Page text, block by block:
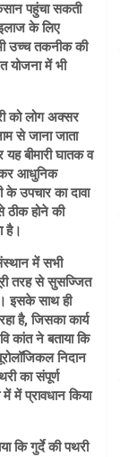
पहुंचा सकती
के लिए
उच्च तकनीक की
योजना में भी
को लोग अक्सर
से जाना जाता
बीमारी घातक व
आधुनिक
के उपचार का दावा
ठीक होने की
है।
में सभी
तरह से सुसज्जित
इसके साथ ही
है, जिसका कार्य
कांत ने बताया कि
निदान
का संपूर्ण
में प्रावधान किया
कि गुर्दे की पथरी